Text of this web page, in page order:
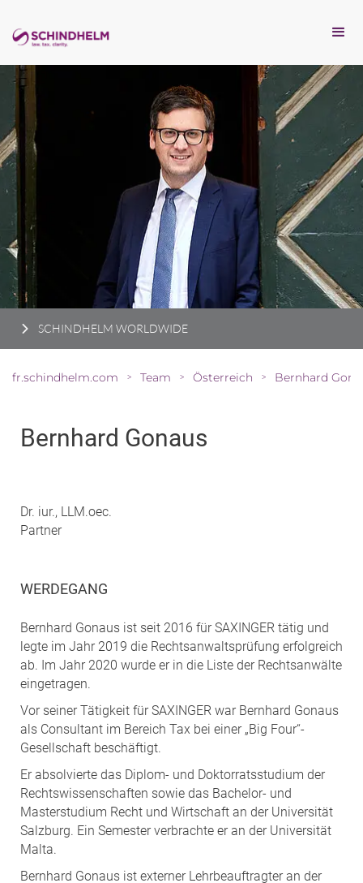
SCHINDHELM WORLDWIDE
fr.schindhelm.com > Team > Österreich > Bernhard
Bernhard Gonaus
Dr. iur., LLM.oec.
Partner
WERDEGANG
Bernhard Gonaus ist seit 2016 für SAXINGER tätig und
legte im Jahr 2019 die Rechtsanwaltsprüfung erfolgreich
ab. Im Jahr 2020 wurde er in die Liste der Rechtsanwälte
eingetragen.
Vor seiner Tätigkeit für SAXINGER war Bernhard Gonaus
als Consultant im Bereich Tax bei einer „Big Four“-
Gesellschaft beschäftigt.
Er absolvierte das Diplom- und Doktorratsstudium der
Rechtswissenschaften sowie das Bachelor- und
Masterstudium Recht und Wirtschaft an der Universität
Salzburg. Ein Semester verbrachte er an der Universität
Malta.
Bernhard Gonaus ist externer Lehrbeauftragter an der